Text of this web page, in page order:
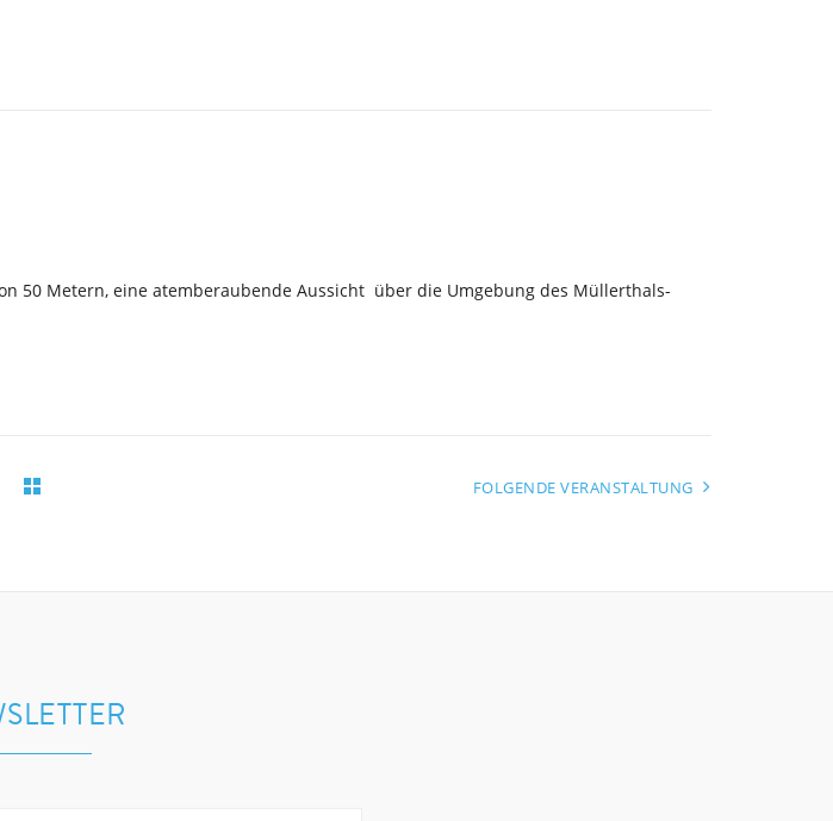
50 Metern, eine atemberaubende Aussicht über die Umgebung des Müllerthals-
FOLGENDE VERANSTALTUNG